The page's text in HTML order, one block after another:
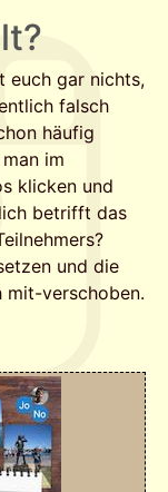
euch gar nichts,
falsch
häufig
im
klicken und
betrifft das
und die
mit-verschoben.